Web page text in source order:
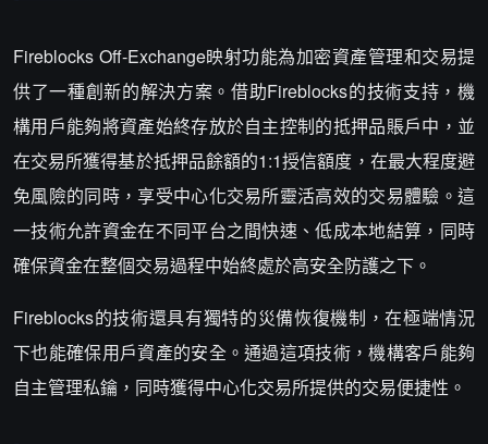
Fireblocks Off-Exchange映射功能為加密資產管理和交易提
供了一種創新的解決方案。借助Fireblocks的技術支持，機
構用戶能夠將資產始終存放於自主控制的抵押品賬戶中，並
在交易所獲得基於抵押品餘額的1:1授信額度，在最大程度避
免風險的同時，享受中心化交易所靈活高效的交易體驗。這
一技術允許資金在不同平台之間快速、低成本地結算，同時
確保資金在整個交易過程中始終處於高安全防護之下。
Fireblocks的技術還具有獨特的災備恢復機制，在極端情況
下也能確保用戶資產的安全。通過這項技術，機構客戶能夠
自主管理私鑰，同時獲得中心化交易所提供的交易便捷性。